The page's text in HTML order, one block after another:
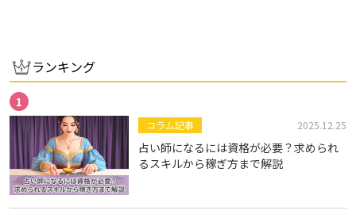
ランキング
コラム記事 2025.12.25
占い師になるには資格が必要？求められ
るスキルから稼ぎ方まで解説